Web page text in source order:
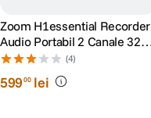
Zoom H1essential Recorder
Audio Portabil 2 Canale 32-
Bit Float
(4)
59900 lei